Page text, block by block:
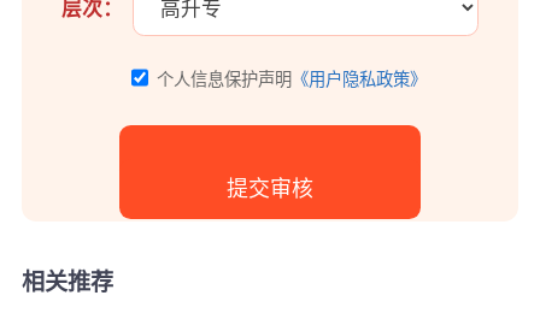
层次：
个人信息保护声明 《用户隐私政策》
相关推荐